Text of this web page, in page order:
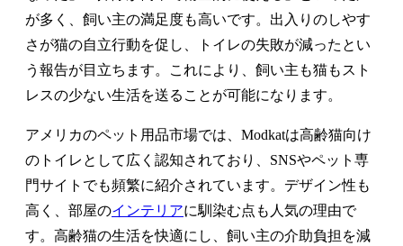
が多く、飼い主の満足度も高いです。出入りのしやす
さが猫の自立行動を促し、トイレの失敗が減ったとい
う報告が目立ちます。これにより、飼い主も猫もスト
レスの少ない生活を送ることが可能になります。
アメリカのペット用品市場では、Modkatは高齢猫向け
のトイレとして広く認知されており、SNSやペット専
門サイトでも頻繁に紹介されています。デザイン性も
高く、部屋のインテリアに馴染む点も人気の理由で
す。高齢猫の生活を快適にし、飼い主の介助負担を減